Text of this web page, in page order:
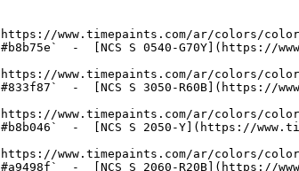
www.timepaints.com/ar/colors/
`#b8b75e`  -  [NCS S 0540-G70Y](https://
www.timepaints.com/ar/colors/
`#833f87`  -  [NCS S 3050-R60B](https://
www.timepaints.com/ar/colors/
`#b8b046`  -  [NCS S 2050-Y](https://
www.timepaints.com/ar/colors/
`#a9498f`  -  [NCS S 2060-R20B](https://